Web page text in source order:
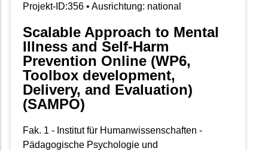
Projekt-ID:356 • Ausrichtung: national
Scalable Approach to Mental
Illness and Self-Harm
Prevention Online (WP6,
Toolbox development,
Delivery, and Evaluation)
(SAMPO)
Fak. 1 - Institut für Humanwissenschaften -
Pädagogische Psychologie und